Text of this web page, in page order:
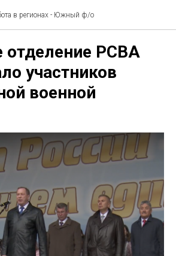
в регионах - Южный ф/о
отделение РСВА
участников
военной